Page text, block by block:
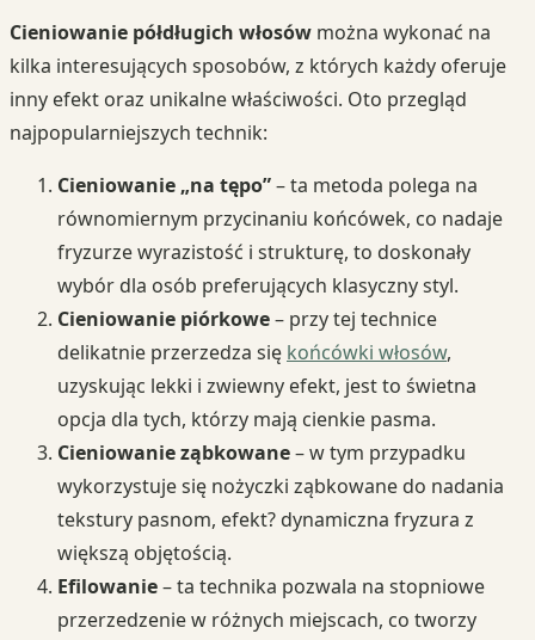
Cieniowanie półdługich włosów można wykonać na
kilka interesujących sposobów, z których każdy oferuje
inny efekt oraz unikalne właściwości. Oto przegląd
najpopularniejszych technik:
Cieniowanie „na tępo”– ta metoda polega na
równomiernym przycinaniu końcówek, co nadaje
fryzurze wyrazistość i strukturę, to doskonały
wybór dla osób preferujących klasyczny styl.
Cieniowanie piórkowe– przy tej technice
delikatnie przerzedza się końcówki włosów,
uzyskując lekki i zwiewny efekt, jest to świetna
opcja dla tych, którzy mają cienkie pasma.
Cieniowanie ząbkowane– w tym przypadku
wykorzystuje się nożyczki ząbkowane do nadania
tekstury pasnom, efekt? dynamiczna fryzura z
większą objętością.
Efilowanie– ta technika pozwala na stopniowe
przerzedzenie w różnych miejscach, co tworzy